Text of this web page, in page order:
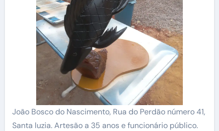
João Bosco do Nascimento, Rua do Perdão número 41,
Santa luzia. Artesão a 35 anos e funcionário público.